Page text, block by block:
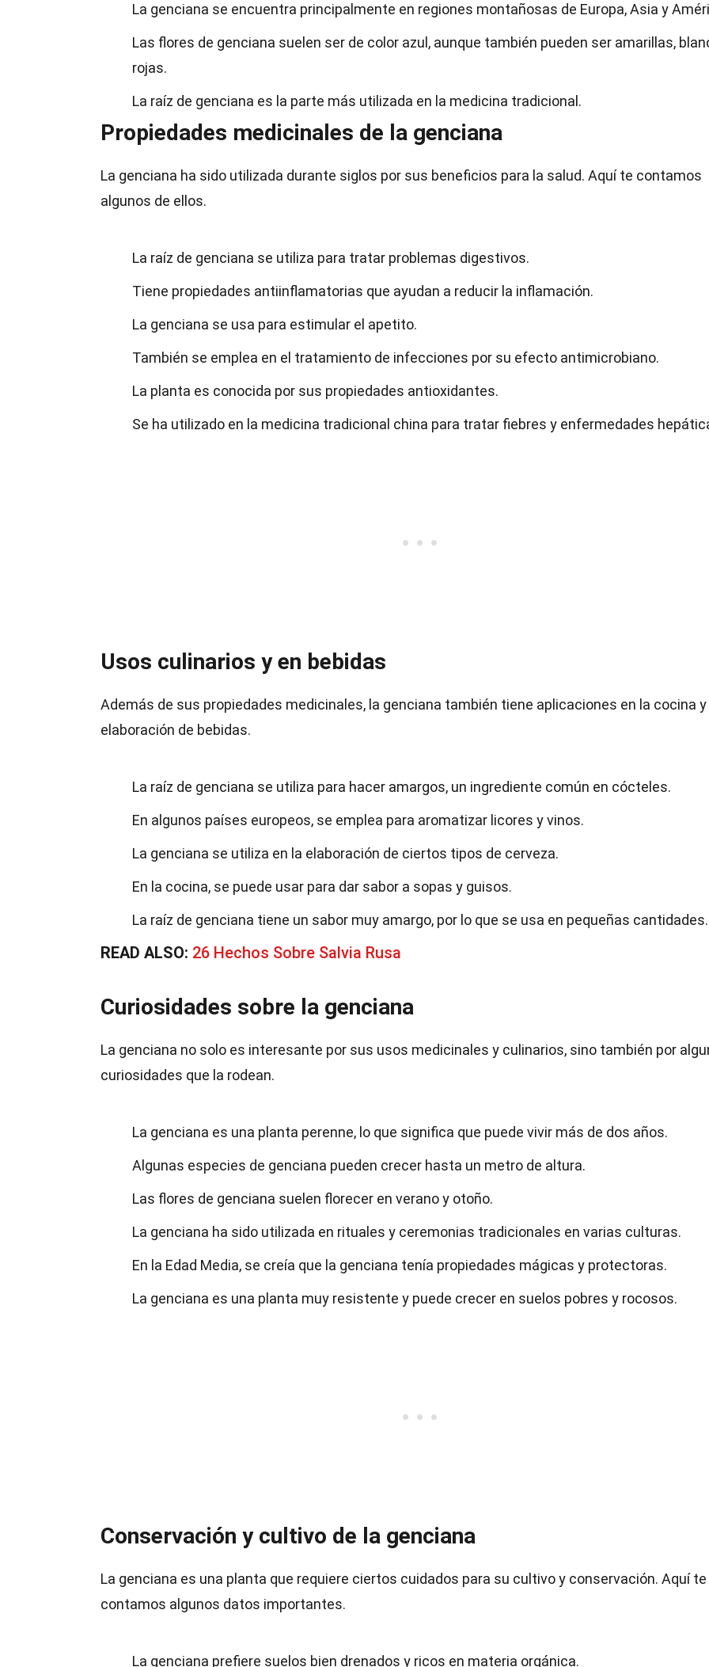
La genciana se encuentra principalmente en regiones montañosas de Europa, Asia y
Las flores de genciana suelen ser de color azul, aunque también pueden ser amarillas,
rojas.
La raíz de genciana es la parte más utilizada en la medicina tradicional.
Propiedades medicinales de la genciana
La genciana ha sido utilizada durante siglos por sus beneficios para la salud. Aquí te contamos
algunos de ellos.
La raíz de genciana se utiliza para tratar problemas digestivos.
Tiene propiedades antiinflamatorias que ayudan a reducir la inflamación.
La genciana se usa para estimular el apetito.
También se emplea en el tratamiento de infecciones por su efecto antimicrobiano.
La planta es conocida por sus propiedades antioxidantes.
Se ha utilizado en la medicina tradicional china para tratar fiebres y enfermedades
Usos culinarios y en bebidas
Además de sus propiedades medicinales, la genciana también tiene aplicaciones en la cocina y
elaboración de bebidas.
La raíz de genciana se utiliza para hacer amargos, un ingrediente común en cócteles.
En algunos países europeos, se emplea para aromatizar licores y vinos.
La genciana se utiliza en la elaboración de ciertos tipos de cerveza.
En la cocina, se puede usar para dar sabor a sopas y guisos.
La raíz de genciana tiene un sabor muy amargo, por lo que se usa en pequeñas cantidades.
READ ALSO: 26 Hechos Sobre Salvia Rusa
Curiosidades sobre la genciana
La genciana no solo es interesante por sus usos medicinales y culinarios, sino también por
curiosidades que la rodean.
La genciana es una planta perenne, lo que significa que puede vivir más de dos años.
Algunas especies de genciana pueden crecer hasta un metro de altura.
Las flores de genciana suelen florecer en verano y otoño.
La genciana ha sido utilizada en rituales y ceremonias tradicionales en varias culturas.
En la Edad Media, se creía que la genciana tenía propiedades mágicas y protectoras.
La genciana es una planta muy resistente y puede crecer en suelos pobres y rocosos.
Conservación y cultivo de la genciana
La genciana es una planta que requiere ciertos cuidados para su cultivo y conservación. Aquí te
contamos algunos datos importantes.
La genciana prefiere suelos bien drenados y ricos en materia orgánica.